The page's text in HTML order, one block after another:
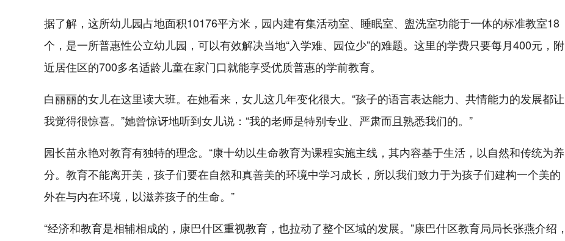
据了解，这所幼儿园占地面积10176平方米，园内建有集活动室、睡眠室、盥洗室功能于一体的标准教室18
个，是一所普惠性公立幼儿园，可以有效解决当地“入学难、园位少”的难题。这里的学费只要每月400元，附
近居住区的700多名适龄儿童在家门口就能享受优质普惠的学前教育。
白丽丽的女儿在这里读大班。在她看来，女儿这几年变化很大。“孩子的语言表达能力、共情能力的发展都让
我觉得很惊喜。”她曾惊讶地听到女儿说：“我的老师是特别专业、严肃而且熟悉我们的。”
园长苗永艳对教育有独特的理念。“康十幼以生命教育为课程实施主线，其内容基于生活，以自然和传统为养
分。教育不能离开美，孩子们要在自然和真善美的环境中学习成长，所以我们致力于为孩子们建构一个美的
外在与内在环境，以滋养孩子的生命。”
“经济和教育是相辅相成的，康巴什区重视教育，也拉动了整个区域的发展。”康巴什区教育局局长张燕介绍，